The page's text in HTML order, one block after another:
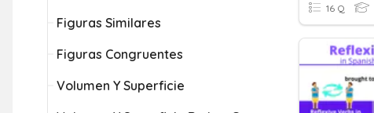
Figuras Similares
Figuras Congruentes
Volumen Y Superficie
16 Q